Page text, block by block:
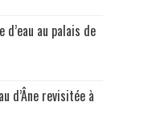
au palais de
d’Âne revisitée à